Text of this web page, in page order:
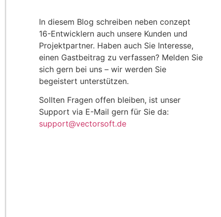
In diesem Blog schreiben neben conzept
16-Entwicklern auch unsere Kunden und
Projektpartner. Haben auch Sie Interesse,
einen Gastbeitrag zu verfassen? Melden Sie
sich gern bei uns – wir werden Sie
begeistert unterstützen.
Sollten Fragen offen bleiben, ist unser
Support via E-Mail gern für Sie da:
support@vectorsoft.de